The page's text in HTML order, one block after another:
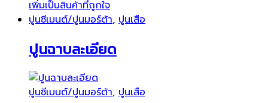
เพิ่มเป็นสินค้าที่ถูกใจ
ปูนซีเมนต์/ปูนมอร์ต้า, ปูนเสือ
ปูนฉาบละเอียด
ปูนซีเมนต์/ปูนมอร์ต้า, ปูนเสือ